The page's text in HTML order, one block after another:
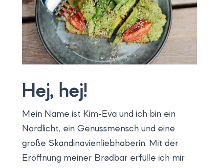
Hej, hej!
Mein Name ist Kim-Eva und ich bin ein
Nordlicht, ein Genussmensch und eine
große Skandinavienliebhaberin. Mit der
Eröffnung meiner Brødbar erfülle ich mir